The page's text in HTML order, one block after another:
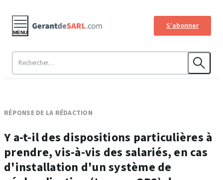
S'abonner
MENU
RÉPONSE DE LA RÉDACTION
Y a-t-il des dispositions particulières à
prendre, vis-à-vis des salariés, en cas
d'installation d'un système de